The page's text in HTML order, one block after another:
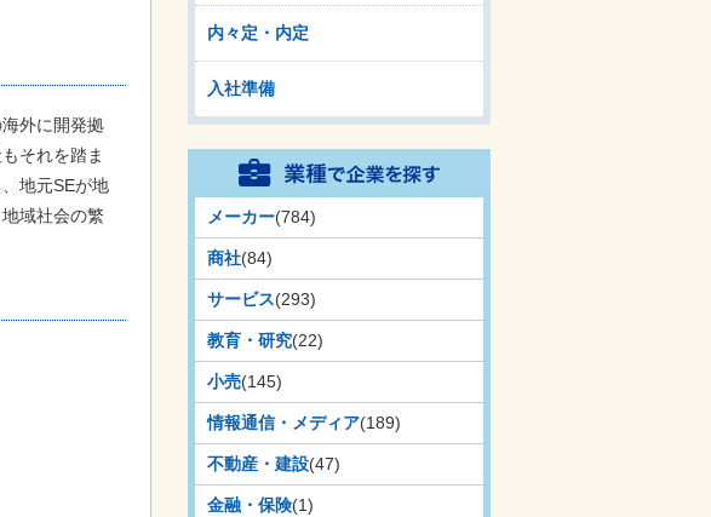
外に開発拠
それを踏ま
地元SEが地
域社会の繁
内々定・内定
入社準備
メーカー(784)
商社(84)
サービス(293)
教育・研究(22)
小売(145)
情報通信・メディア(189)
不動産・建設(47)
金融・保険(1)